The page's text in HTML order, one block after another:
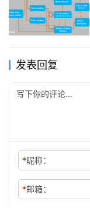
发表回复
*昵称：
*邮箱：